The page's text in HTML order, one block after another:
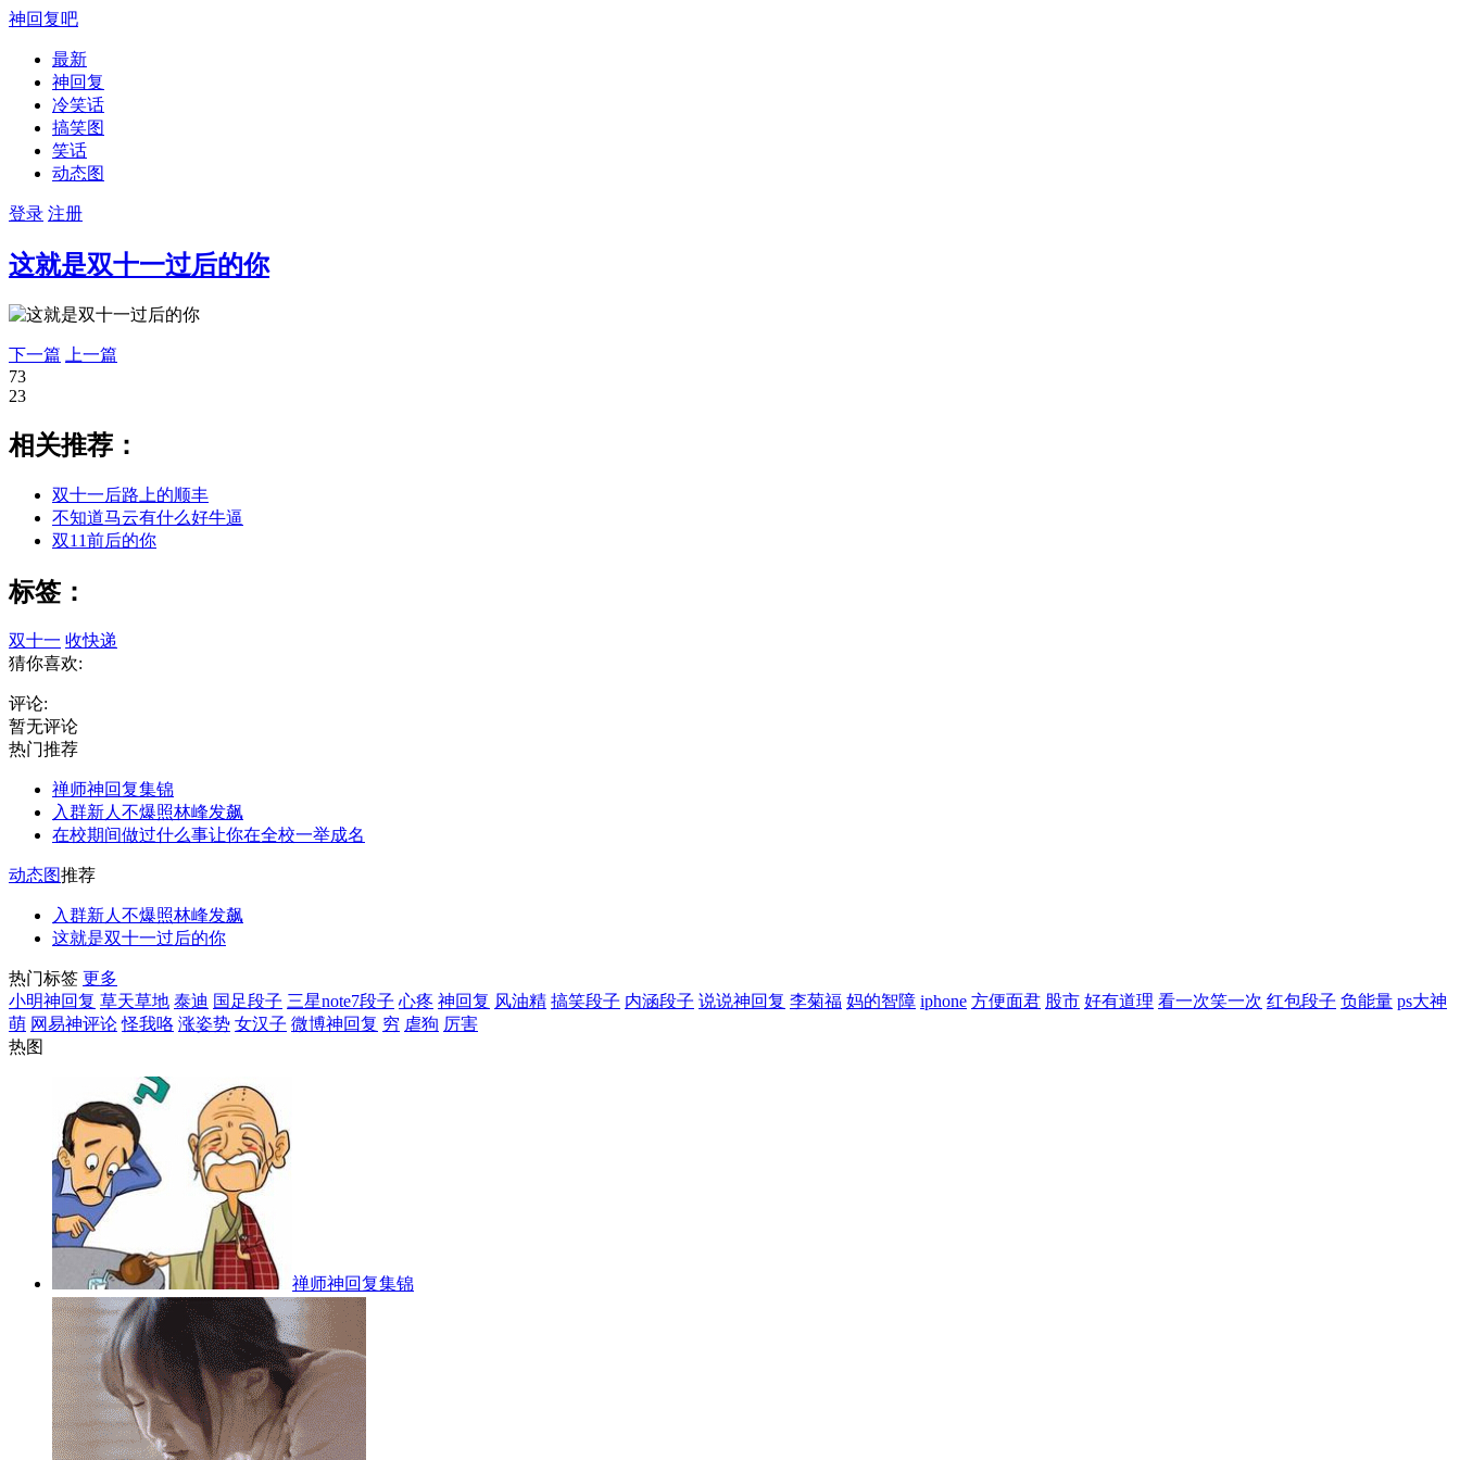
神回复吧
最新
神回复
冷笑话
搞笑图
笑话
动态图
登录 注册
这就是双十一过后的你
下一篇
上一篇
73
23
相关推荐：
双十一后路上的顺丰
不知道马云有什么好牛逼
双11前后的你
标签：
双十一 收快递
猜你喜欢:
评论:
暂无评论
热门推荐
禅师神回复集锦
入群新人不爆照林峰发飙
在校期间做过什么事让你在全校一举成名
动态图推荐
入群新人不爆照林峰发飙
这就是双十一过后的你
热门标签 更多
小明神回复 草天草地 泰迪 国足段子 三星note7段子 心疼 神回复 风油精 搞笑段子 内涵段子 说说神回复 李菊福 妈的智障 iphone 方便面君 股市 好有道理 看一次笑一次 红包段子 负能量 ps大神
萌 网易神评论 怪我咯 涨姿势 女汉子 微博神回复 穷 虐狗 厉害
热图
禅师神回复集锦